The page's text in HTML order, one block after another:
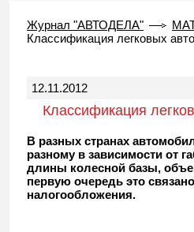
Журнал "АВТОДЕЛА"
Классификация легковых
12.11.2012
Классификация
В разных странах
разному в зависимости от
длины колесной базы,
первую очередь это
налогообложения.